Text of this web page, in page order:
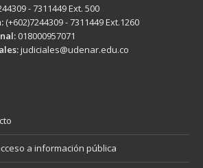
- 7311449 Ext. 500
(+602)7244309 - 7311449 Ext.1260
018000957071
judiciales@udenar.edu.co
a información pública